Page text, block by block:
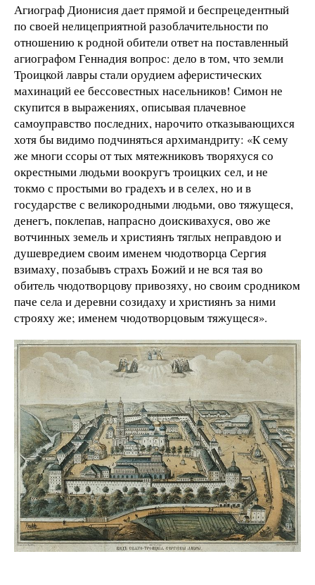
Агиограф Дионисия дает прямой и беспрецедентный
по своей нелицеприятной разоблачительности по
отношению к родной обители ответ на поставленный
агиографом Геннадия вопрос: дело в том, что земли
Троицкой лавры стали орудием аферистических
махинаций ее бессовестных насельников! Симон не
скупится в выражениях, описывая плачевное
самоуправство последних, нарочито отказывающихся
хотя бы видимо подчиняться архимандриту: «К сему
же многи ссоры от тых мятежниковъ творяхуся со
окрестными людьми воокругъ троицких сел, и не
токмо с простыми во градехъ и в селех, но и в
государстве с великородными людьми, ово тяжущеся,
денегъ, поклепав, напрасно доискивахуся, ово же
вотчинных земель и християнъ тяглых неправдою и
душевредием своим именем чюдотворца Сергия
взимаху, позабывъ страхъ Божий и не вся тая во
обитель чюдотворцову привозяху, но своим сродником
паче села и деревни созидаху и християнъ за ними
строяху же; именем чюдотворцовым тяжущеся».